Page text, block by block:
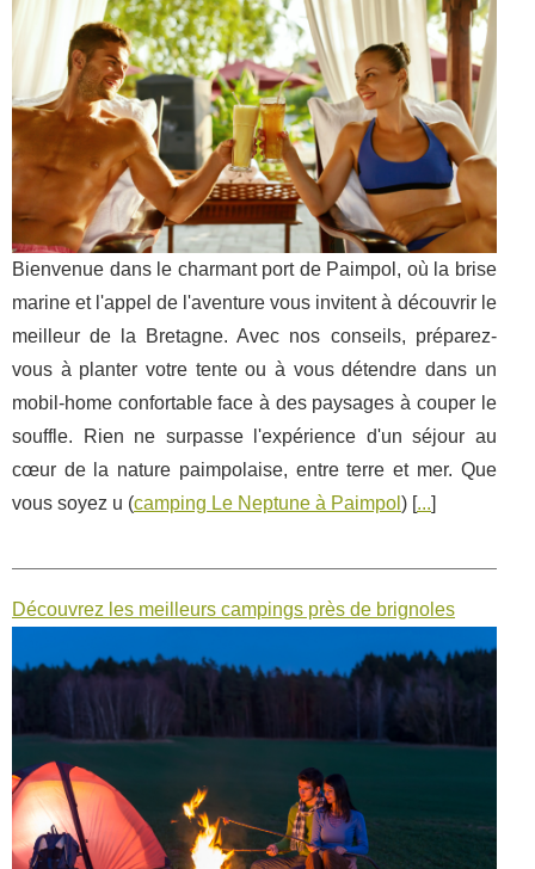
Bienvenue dans le charmant port de Paimpol, où la brise
marine et l'appel de l'aventure vous invitent à découvrir le
meilleur de la Bretagne. Avec nos conseils, préparez-
vous à planter votre tente ou à vous détendre dans un
mobil-home confortable face à des paysages à couper le
souffle. Rien ne surpasse l'expérience d'un séjour au
cœur de la nature paimpolaise, entre terre et mer. Que
vous soyez u (camping Le Neptune à Paimpol ) [...]
Découvrez les meilleurs campings près de brignoles